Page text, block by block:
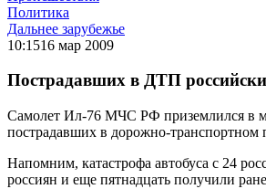
Политика
Дальнее зарубежье
10:1516 мар 2009
Пострадавших в ДТП
Самолет Ил-76 МЧС РФ приземлился в
пострадавших в дорожно-транспортном
Напомним, катастрофа автобуса с 24
россиян и еще пятнадцать получили